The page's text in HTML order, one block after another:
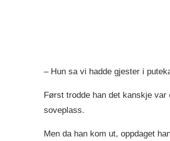
– Hun sa vi hadde gjester i
Først trodde han det kanskje
soveplass.
Men da han kom ut, oppdaget